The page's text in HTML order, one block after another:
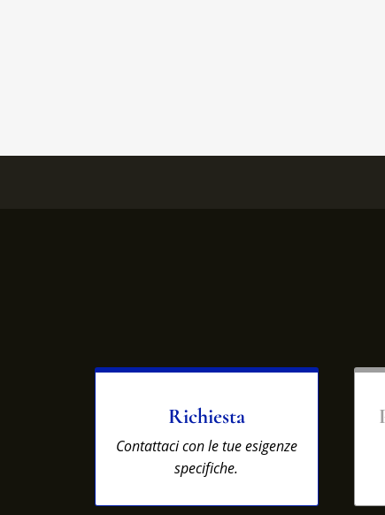
Richiesta
Contattaci con le tue esigenze
specifiche.